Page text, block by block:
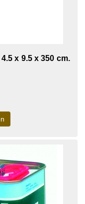
x 9.5 x 350 cm.